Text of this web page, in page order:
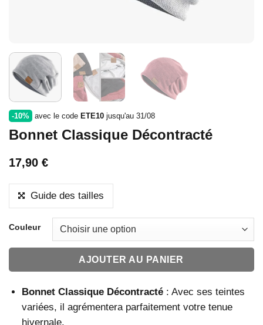
-10% avec le code ETE10 jusqu'au 31/08
Bonnet Classique Décontracté
17,90 €
Guide des tailles
Couleur
AJOUTER AU PANIER
Bonnet Classique Décontracté: Avec ses teintes
variées, il agrémentera parfaitement votre tenue
hivernale.